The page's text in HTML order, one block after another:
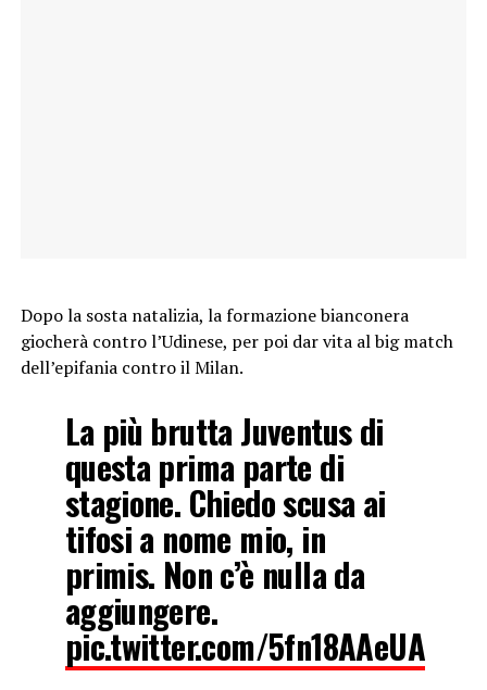
Dopo la sosta natalizia, la formazione bianconera
giocherà contro l’Udinese, per poi dar vita al big match
dell’epifania contro il Milan.
La più brutta Juventus di
questa prima parte di
stagione. Chiedo scusa ai
tifosi a nome mio, in
primis. Non c’è nulla da
aggiungere.
pic.twitter.com/5fn18AAeUA